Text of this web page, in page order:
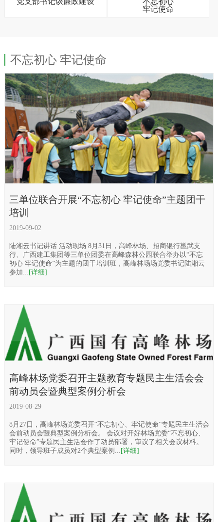
牢记使命
不忘初心 牢记使命
三单位联合开展“不忘初心 牢记使命”主题团干
培训
2019-09-02
陆湘云书记讲话 活动现场 8月31日，高峰林场、招商银行邕武支
行、广西建工集团等三单位团委在高峰森林公园联合举办以“不忘
初心 牢记使命”为主题的团干培训班，高峰林场场党委书记陆湘云
参加... [详细]
高峰林场党委召开主题教育专题民主生活会会
前动员会暨典型案例分析会
2019-08-29
8月27日，高峰林场党委召开“不忘初心、牢记使命”专题民主生活会
会前动员会暨典型案例分析会。 会议对开好林场党委“不忘初心、
牢记使命”专题民主生活会作了动员部署，审议了相关会议材料。
同时，领导班子成员对2个典型案例... [详细]